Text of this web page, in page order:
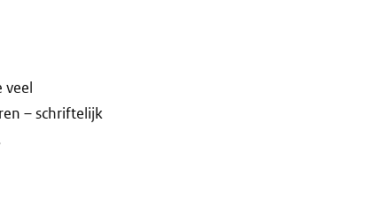
veel
– schriftelijk